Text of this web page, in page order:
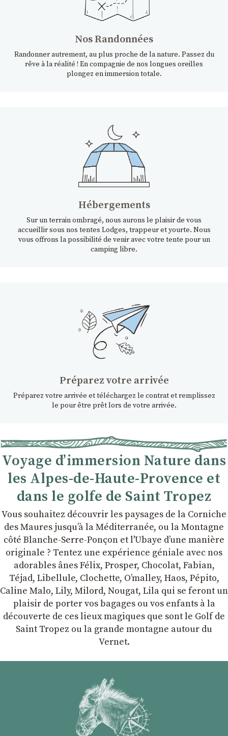
Nos Randonnées
Randonner autrement, au plus proche de la nature. Passez du
rêve à la réalité ! En compagnie de nos longues oreilles
plongez en immersion totale.
Hébergements
Sur un terrain ombragé, nous aurons le plaisir de vous
accueillir sous nos tentes Lodges, trappeur et yourte. Nous
vous offrons la possibilité de venir avec votre tente pour un
camping libre.
Préparez votre arrivée
Préparez votre arrivée et téléchargez le contrat et remplissez
le pour être prêt lors de votre arrivée.
Voyage d’immersion Nature dans
les Alpes-de-Haute-Provence et
dans le golfe de Saint Tropez
Vous souhaitez découvrir les paysages de la Corniche
des Maures jusqu’à la Méditerranée, ou la Montagne
côté Blanche-Serre-Ponçon et l'Ubaye dʼune manière
originale ? Tentez une expérience géniale avec nos
adorables ânes Félix, Prosper, Chocolat, Fabian,
Téjad, Libellule, Clochette, Oʼmalley, Haos, Pépito,
Caline Malo, Lily, Milord, Nougat, Lila qui se feront un
plaisir de porter vos bagages ou vos enfants à la
découverte de ces lieux magiques que sont le Golf de
Saint Tropez ou la grande montagne autour du
Vernet.